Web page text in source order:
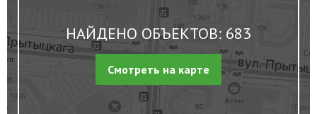
НАЙДЕНО ОБЪЕКТОВ: 683
Смотреть на карте